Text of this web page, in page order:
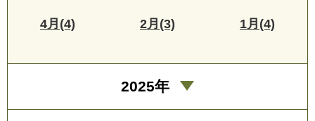
4月(4) 2月(3) 1月(4)
2025年